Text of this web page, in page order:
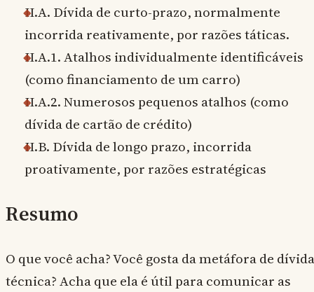
II.A. Dívida de curto-prazo, normalmente
incorrida reativamente, por razões táticas.
II.A.1. Atalhos individualmente identificáveis
(como financiamento de um carro)
II.A.2. Numerosos pequenos atalhos (como
dívida de cartão de crédito)
II.B. Dívida de longo prazo, incorrida
proativamente, por razões estratégicas
Resumo
O que você acha? Você gosta da metáfora de dívida
técnica? Acha que ela é útil para comunicar as